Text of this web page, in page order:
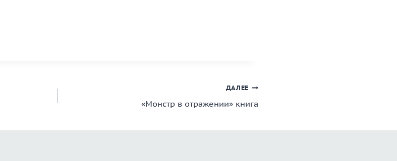
ДАЛЕЕ
«Монстр в отражении» книга